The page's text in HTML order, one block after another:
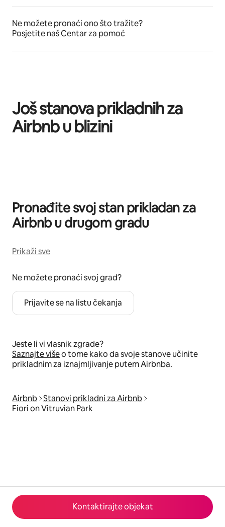
Kontaktirajte objekat
Ne možete pronaći ono što tražite?
Posjetite naš Centar za pomoć
Još stanova prikladnih za
Airbnb u blizini
Pronađite svoj stan prikladan za
Airbnb u drugom gradu
Prikaži sve
Ne možete pronaći svoj grad?
Prijavite se na listu čekanja
Jeste li vi vlasnik zgrade?
Saznajte višeo tome kako da svoje stanove učinite
prikladnim za iznajmljivanje putem Airbnba.
Airbnb Stanovi prikladni za Airbnb
Fiori on Vitruvian Park